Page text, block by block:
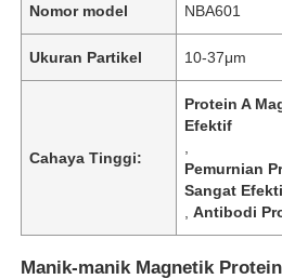
Nomor model NBA601
Ukuran Partikel 10-37μm
Cahaya Tinggi:
Protein A
Efektif
Pemurnian
Sangat
,Antibodi
Manik-manik Magnetik